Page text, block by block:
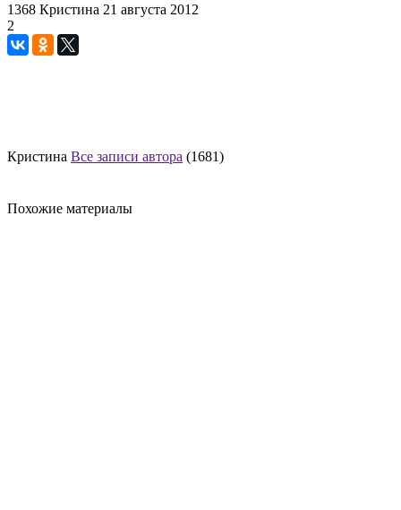
1368 Кристина 21 августа 2012
2
Кристина Все записи автора (1681)
Похожие материалы